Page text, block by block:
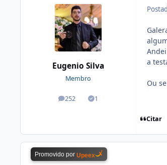
Eugenio Silva
Membro
252
posts 1
Soluções
a
Ou
Citar